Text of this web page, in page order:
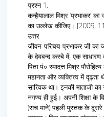
प्रश्न 1.
कन्हैयालाल मिश्र ‘प्रभाकर’
का उल्लेख कीजिए। [2009,
उत्तर
जीवन-परिचय-प्रभाकर जी
के देवबन्द कस्बे में, एक साधारण
पिता पं० रमादत्त मिश्र
महानता और व्यक्तित्व में
सात्त्विक था। इनकी माताजी
नगण्य ही हुई। अपनी शिक्षा के
(सच माने) पहली पुस्तक के